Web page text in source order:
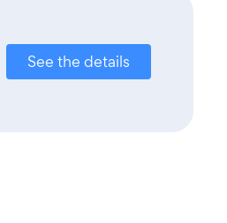
See the details